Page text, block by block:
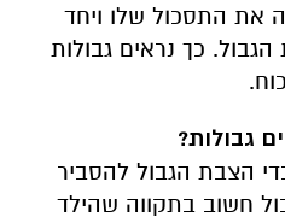
את התסכול שלו ויחד
כך נראים גבולות
גבולות?
הצבת הגבול להסביר
חשוב בתקווה שהילד